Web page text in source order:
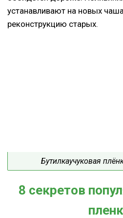
устанавливают на новых
реконструкцию старых.
Бутилкаучуковая
8 секретов